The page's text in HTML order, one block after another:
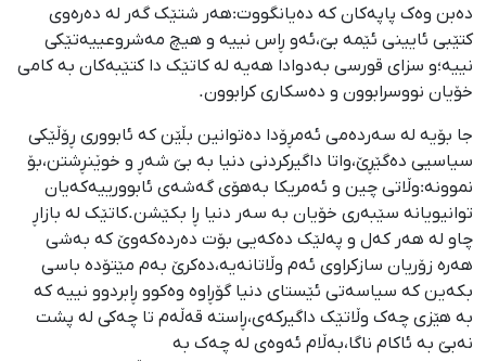
دەبن وەک پاپەکان کە دەیانگووت:هەر شتێک گەر لە دەرەوی
کتێبی ئایینی ئێمە بێ،ئەو ڕاس نییە و هیچ مەشروعییەتێکی
نییە؛و سزای قورسی بەدوادا هەیە لە کاتێک دا کتێبەکان بە کامی
خۆیان نووسرابوون و دەسکاری کرابوون.
جا بۆیە لە سەردەمی ئەمڕۆدا دەتوانین بڵێن کە ئابووری ڕۆڵێکی
سیاسیی دەگێڕێ،واتا داگیرکردنی دنیا بە بێ شەڕ و خوێنڕشتن،بۆ
نموونە:وڵاتی چین و ئەمریکا بەهۆی گەشەی ئابوورییەکەیان
توانیویانە سێبەری خۆیان بە سەر دنیا ڕا بکێشن.کاتێک لە بازاڕ
چاو لە هەر کەل و پەلێک دەکەیی بۆت دەردەکەوێ کە بەشی
هەرە زۆریان سازکراوی ئەم وڵاتانەیە،دەکرێ بەم مێتۆدە باسی
بکەین کە سیاسەتی ئێستای دنیا گۆڕاوە وەکوو ڕابردوو نییە کە
بە هێزی چەک وڵاتێک داگیرکەی،ڕاستە قەڵەم تا چەکی لە پشت
نەبێ بە ئاکام ناگا،بەڵام ئەوەی لە چەک بە